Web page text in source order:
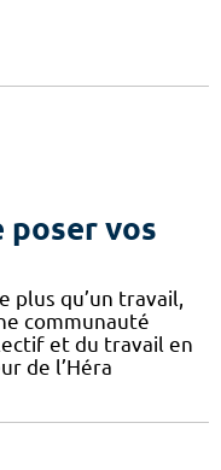
poser vos
qu’un travail,
communauté
et du travail en
de l’Héra